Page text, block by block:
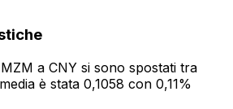
a CNY si sono spostati tra
è stata 0,1058 con 0,11%